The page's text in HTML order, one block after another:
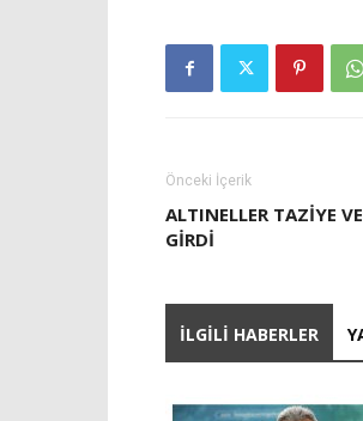
Önceki İçerik
ALTINELLER TAZİYE
GİRDİ
İLGILI HABERLER